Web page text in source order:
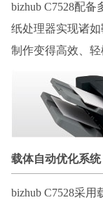
bizhub C7528配
纸处理器实现诸
制作变得高效、轻
载体自动优化系统
bizhub C7528采